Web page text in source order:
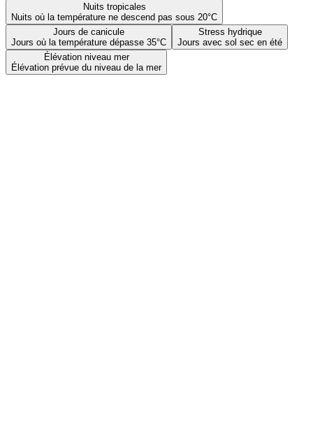
Nuits tropicales
Nuits où la température ne descend pas sous 20°C
Jours de canicule
Jours où la température dépasse 35°C
Stress hydrique
Jours avec sol sec en été
Élévation niveau mer
Élévation prévue du niveau de la mer